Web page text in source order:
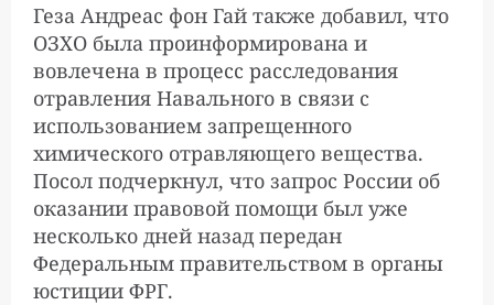
Геза Андреас фон Гай также добавил, что
ОЗХО была проинформирована и
вовлечена в процесс расследования
отравления Навального в связи с
использованием запрещенного
химического отравляющего вещества.
Посол подчеркнул, что запрос России об
оказании правовой помощи был уже
несколько дней назад передан
Федеральным правительством в органы
юстиции ФРГ.